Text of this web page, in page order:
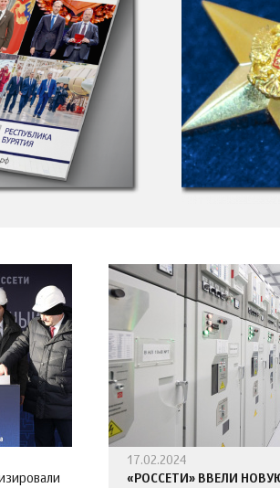
17.02.2024
«РОССЕТИ» ВВЕЛИ